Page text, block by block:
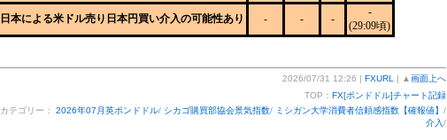
日本による米ドル売り日本円買い介入の可能性あり - - -
-
(29:09頃)
2026/07/31 12:26 | FXURL | ▲ 画面上へ
TOP： FX[ポンドドル]チャート記録
カテゴリー： 2026年07月英ポンドドル/ シカゴ購買部協会景気指数/ ミシガン大学消費者信頼感指数【確報値】 /
介入/